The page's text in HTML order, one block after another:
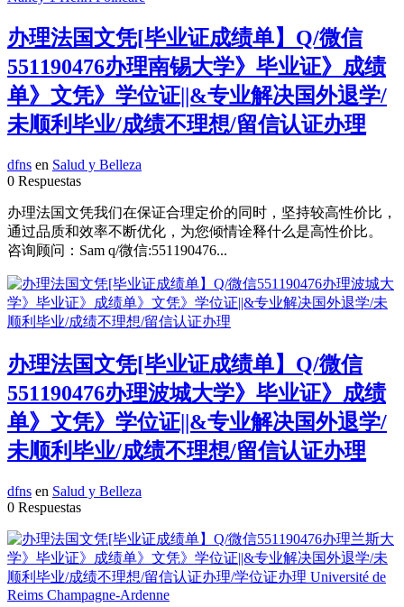
办理法国文凭[毕业证成绩单】Q/微信
551190476办理南锡大学》毕业证》成绩
单》文凭》学位证||&专业解决国外退学/
未顺利毕业/成绩不理想/留信认证办理
dfns en Salud y Belleza
0 Respuestas
办理法国文凭我们在保证合理定价的同时，坚持较高性价比，
通过品质和效率不断优化，为您倾情诠释什么是高性价比。
咨询顾问：Sam q/微信:551190476...
办理法国文凭[毕业证成绩单】Q/微信
551190476办理波城大学》毕业证》成绩
单》文凭》学位证||&专业解决国外退学/
未顺利毕业/成绩不理想/留信认证办理
dfns en Salud y Belleza
0 Respuestas